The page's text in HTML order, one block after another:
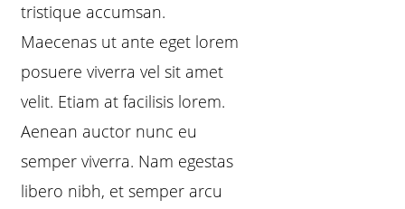
tristique accumsan.
Maecenas ut ante eget lorem
posuere viverra vel sit amet
velit. Etiam at facilisis lorem.
Aenean auctor nunc eu
semper viverra. Nam egestas
libero nibh, et semper arcu